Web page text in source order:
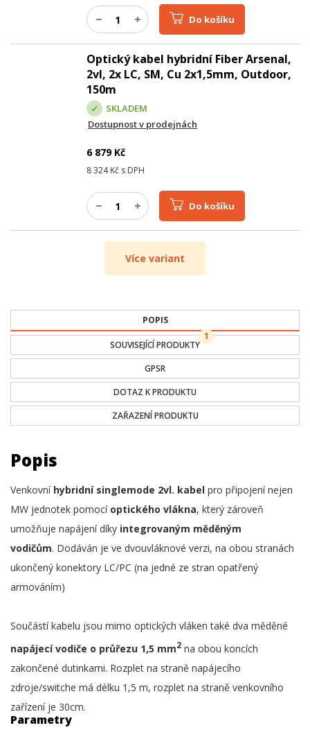
Do košíku
Optický kabel hybridní Fiber Arsenal,
2vl, 2x LC, SM, Cu 2x1,5mm, Outdoor,
150m
SKLADEM
Dostupnost v prodejnách
6 879Kč
8 324Kč s DPH
Do košíku
Více variant
POPIS
SOUVISEJÍCÍ PRODUKTY
1
GPSR
DOTAZ K PRODUKTU
ZAŘAZENÍ PRODUKTU
Popis
Venkovní hybridní singlemode 2vl. kabel pro připojení nejen
MW jednotek pomocí optického vlákna, který zároveň
umožňuje napájení díky integrovaným měděným
vodičům. Dodáván je ve dvouvláknové verzi, na obou stranách
ukončený konektory LC/PC (na jedné ze stran opatřený
armováním)
Součástí kabelu jsou mimo optických vláken také dva měděné
napájecí vodiče o průřezu 1,5 mm2 na obou koncích
zakončené dutinkami. Rozplet na straně napájecího
zdroje/switche má délku 1,5 m, rozplet na straně venkovního
zařízení je 30cm.
Parametry